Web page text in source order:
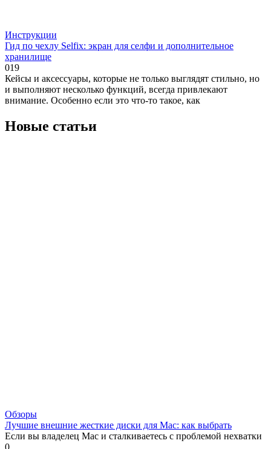
Инструкции
Гид по чехлу Selfix: экран для селфи и дополнительное
хранилище
019
Кейсы и аксессуары, которые не только выглядят стильно, но
и выполняют несколько функций, всегда привлекают
внимание. Особенно если это что-то такое, как
Новые статьи
Обзоры
Лучшие внешние жесткие диски для Mac: как выбрать
Если вы владелец Mac и сталкиваетесь с проблемой нехватки
0